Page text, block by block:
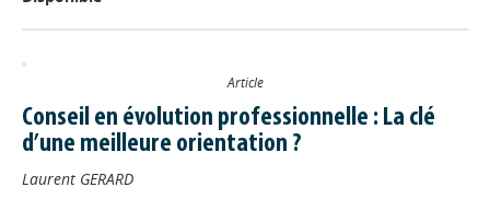
Article
Conseil en évolution professionnelle : La clé
d’une meilleure orientation ?
Laurent GERARD